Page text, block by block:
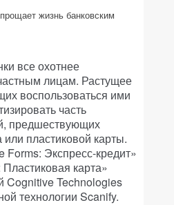
жизнь банковским
все охотнее
лицам. Растущее
воспользоваться ими
часть
предшествующих
пластиковой карты.
Экспресс-кредит»
карта»
Cognitive Technologies
технологии Scanify.